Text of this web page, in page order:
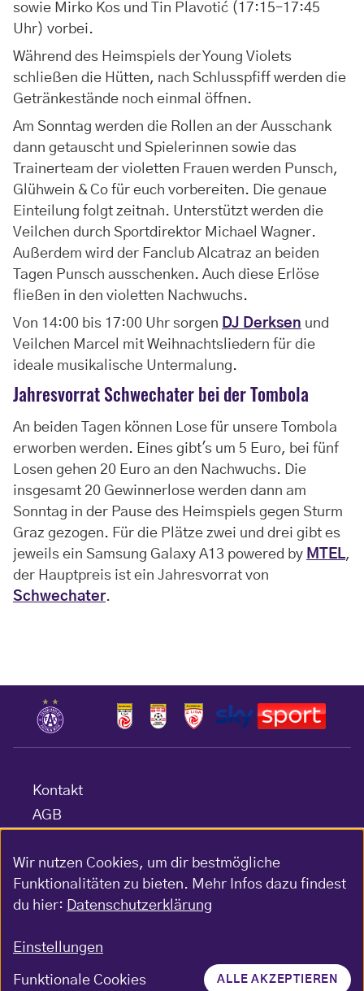
sowie Mirko Kos und Tin Plavotić (17:15–17:45
Uhr) vorbei.
Während des Heimspiels der Young Violets
schließen die Hütten, nach Schlusspfiff werden die
Getränkestände noch einmal öffnen.
Am Sonntag werden die Rollen an der Ausschank
dann getauscht und Spielerinnen sowie das
Trainerteam der violetten Frauen werden Punsch,
Glühwein & Co für euch vorbereiten. Die genaue
Einteilung folgt zeitnah. Unterstützt werden die
Veilchen durch Sportdirektor Michael Wagner.
Außerdem wird der Fanclub Alcatraz an beiden
Tagen Punsch ausschenken. Auch diese Erlöse
fließen in den violetten Nachwuchs.
Von 14:00 bis 17:00 Uhr sorgen DJ Derksen und
Veilchen Marcel mit Weihnachtsliedern für die
ideale musikalische Untermalung.
Jahresvorrat Schwechater bei der Tombola
An beiden Tagen können Lose für unsere Tombola
erworben werden. Eines gibt's um 5 Euro, bei fünf
Losen gehen 20 Euro an den Nachwuchs. Die
insgesamt 20 Gewinnerlose werden dann am
Sonntag in der Pause des Heimspiels gegen Sturm
Graz gezogen. Für die Plätze zwei und drei gibt es
jeweils ein Samsung Galaxy A13 powered by MTEL,
der Hauptpreis ist ein Jahresvorrat von
Schwechater.
Kontakt
AGB
Barrierefreiheitserklärung
Impressum
Gewinnspiel-Bedingungen
© FK Austria Wien
Wir nutzen Cookies, um dir bestmögliche
Funktionalitäten zu bieten. Mehr Infos dazu findest
du hier: Datenschutzerklärung
Einstellungen
Funktionale Cookies ALLE AKZEPTIEREN